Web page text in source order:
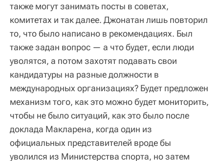
также могут занимать посты в советах,
комитетах и так далее. Джонатан лишь повторил
то, что было написано в рекомендациях. Был
также задан вопрос — а что будет, если люди
уволятся, а потом захотят подавать свои
кандидатуры на разные должности в
международных организациях? Будет предложен
механизм того, как это можно будет мониторить,
чтобы не было ситуаций, как это было после
доклада Макларена, когда один из
официальных представителей вроде бы
уволился из Министерства спорта, но затем